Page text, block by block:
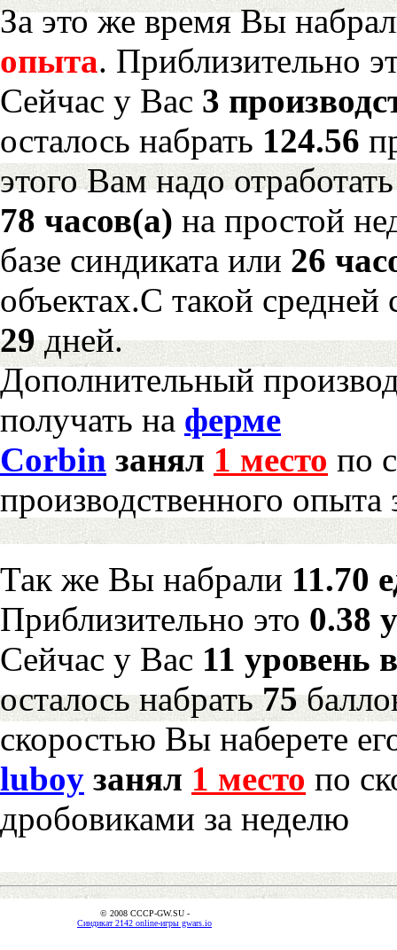
За это же время Вы
опыта. Приблизительно
Сейчас у Вас 3
осталось набрать 124.56
этого Вам надо отработать
78 часов(а) на простой
базе синдиката или 26
объектах.С такой
29дней.
Дополнительный
получать на ферме
Corbin занял 1 место по
производственного опыта
Так же Вы набрали 11.70
Приблизительно это 0.38
Сейчас у Вас 11 уровень
осталось набрать75
скоростью Вы наберете
luboy занял 1 место по
дробовиками за неделю
© 2008 CCCP-GW.SU -
Синдикат 2142 online-игры gwars.io